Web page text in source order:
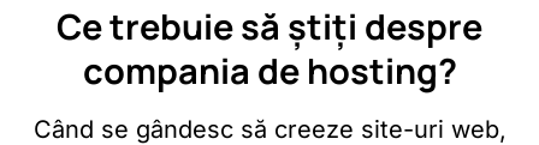
Ce trebuie să știți despre
compania de hosting?
Când se gândesc să creeze site-uri web,